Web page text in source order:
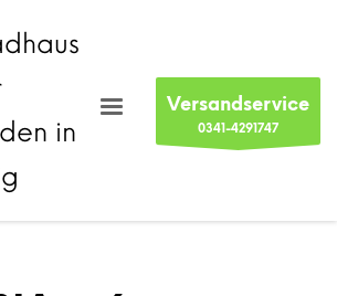
Versandservice
0341-4291747